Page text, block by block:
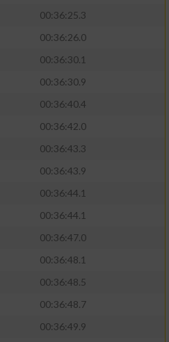
00:36:25.3
00:36:26.0
00:36:30.1
00:36:30.9
00:36:40.4
00:36:42.0
00:36:43.3
00:36:43.9
00:36:44.1
00:36:44.1
00:36:47.0
00:36:48.1
00:36:48.5
00:36:48.7
00:36:49.9